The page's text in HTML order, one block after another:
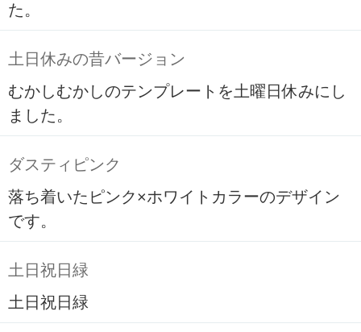
た。
土日休みの昔バージョン
むかしむかしのテンプレートを土曜日休みにし
ました。
ダスティピンク
落ち着いたピンク×ホワイトカラーのデザイン
です。
土日祝日緑
土日祝日緑